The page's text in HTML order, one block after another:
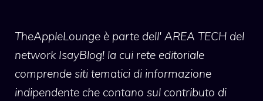
TheAppleLounge è parte dell' AREA TECH del
network IsayBlog! la cui rete editoriale
comprende siti tematici di informazione
indipendente che contano sul contributo di